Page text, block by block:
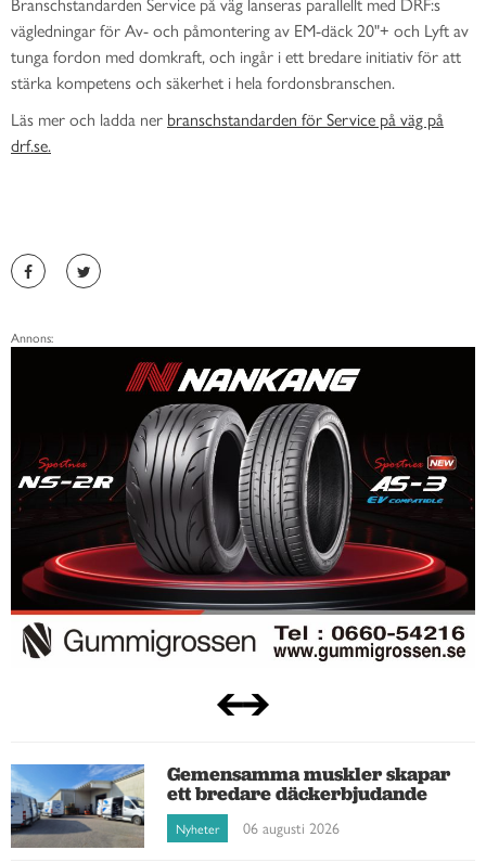
vägledningar för Av- och påmontering av EM-däck 20"+ och Lyft av
tunga fordon med domkraft, och ingår i ett bredare initiativ för att
stärka kompetens och säkerhet i hela fordonsbranschen.
Läs mer och ladda ner branschstandarden för Service på väg på
drf.se.
Annons:
Gemensamma muskler skapar
ett bredare däckerbjudande
Nyheter 06 augusti 2026